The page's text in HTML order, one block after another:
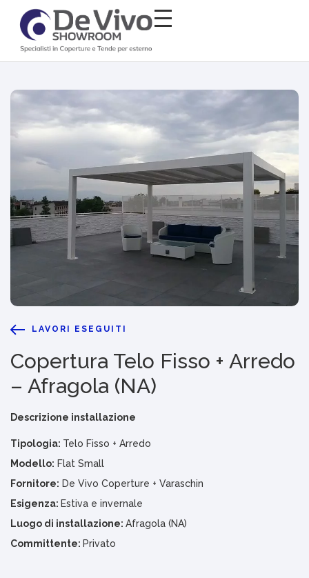
LAVORI ESEGUITI
Copertura Telo Fisso + Arredo
– Afragola (NA)
Descrizione installazione
Tipologia: Telo Fisso + Arredo
Modello: Flat Small
Fornitore: De Vivo Coperture + Varaschin
Esigenza: Estiva e invernale
Luogo di installazione: Afragola (NA)
Committente: Privato